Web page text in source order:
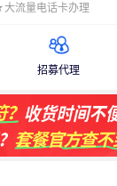
流量电话卡办理
招募代理